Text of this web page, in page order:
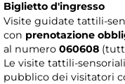
Biglietto d'ingresso
Visite guidate tattili-
con prenotazione
al numero 060608
Le visite tattili-
pubblico dei visitatori